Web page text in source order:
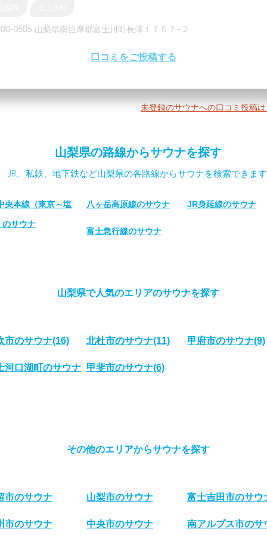
0505 山梨県南巨摩郡富士川町長澤１７５７−２
口コミをご投稿する
未登録のサウナへの口コミ投稿
山梨県の路線からサウナを探す
JR、私鉄、地下鉄など山梨県の各路線からサウナを検索できます
央本線（東京～塩
のサウナ
八ヶ岳高原線のサウナ JR身延線のサウナ
富士急行線のサウナ
山梨県で人気のエリアのサウナを探す
市のサウナ(16) 北杜市のサウナ(11) 甲府市のサウナ(9)
河口湖町のサウナ 甲斐市のサウナ(6)
その他のエリアからサウナを探す
市のサウナ 山梨市のサウナ 富士吉田市のサウ
市のサウナ 中央市のサウナ 南アルプス市のサ